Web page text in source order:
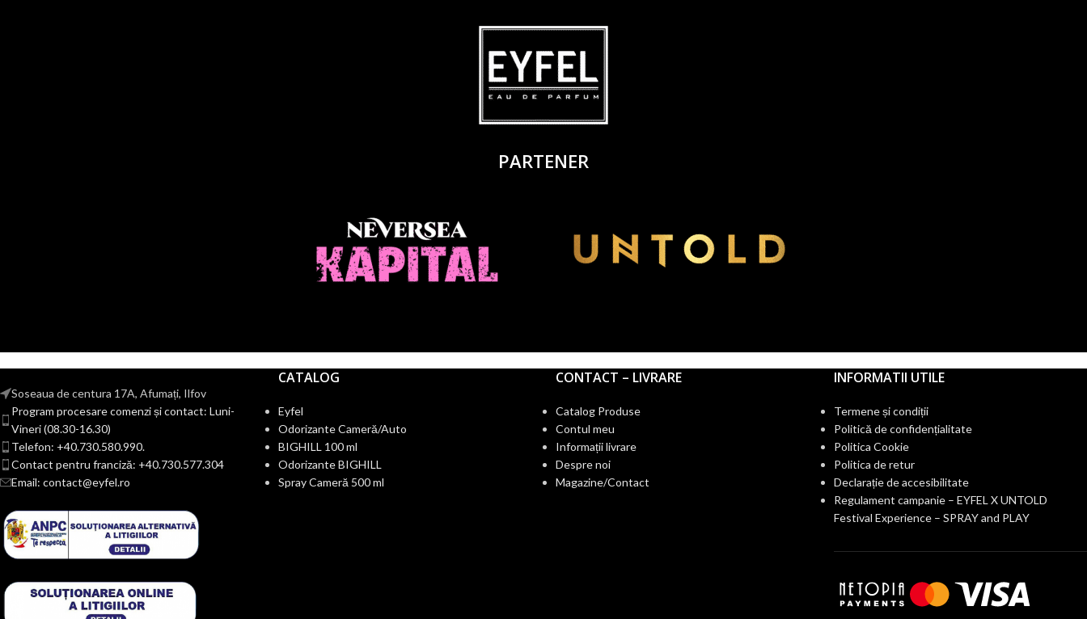
PARTENER
Soseaua de centura 17A, Afumați, Ilfov
Program procesare comenzi și contact: Luni-
Vineri (08.30-16.30)
Telefon: +40.730.580.990.
Contact pentru franciză: +40.730.577.304
Email: contact@eyfel.ro
CATALOG
Eyfel
Odorizante Cameră/Auto
BIGHILL 100 ml
Odorizante BIGHILL
Spray Cameră 500 ml
CONTACT – LIVRARE
Catalog Produse
Contul meu
Informații livrare
Despre noi
Magazine/Contact
INFORMATII UTILE
Termene și condiții
Politică de confidențialitate
Politica Cookie
Politica de retur
Declarație de accesibilitate
Regulament campanie – EYFEL X UNTOLD
Festival Experience – SPRAY and PLAY